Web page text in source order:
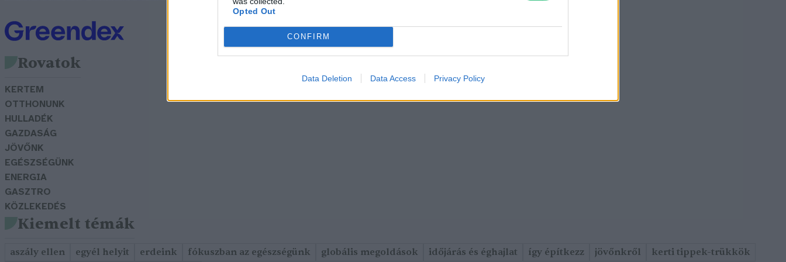
Opted Out
CONFIRM
Data Deletion Data Access Privacy Policy
Rovatok
KERTEM
OTTHONUNK
HULLADÉK
GAZDASÁG
JÖVŐNK
EGÉSZSÉGÜNK
ENERGIA
GASZTRO
KÖZLEKEDÉS
Kiemelt témák
aszály ellen egyél helyit erdeink fókuszban az egészségünk globális megoldások időjárás és éghajlat így építkezz jövőnkről kerti tippek-trükkök